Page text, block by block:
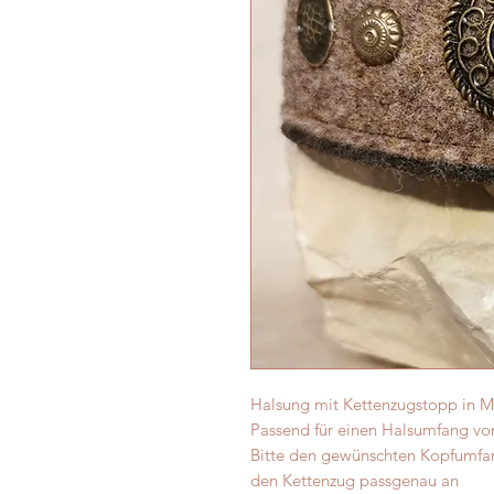
Halsung mit Kettenzugstopp in
Passend für einen Halsumfang
Bitte den gewünschten
den Kettenzug passgenau an